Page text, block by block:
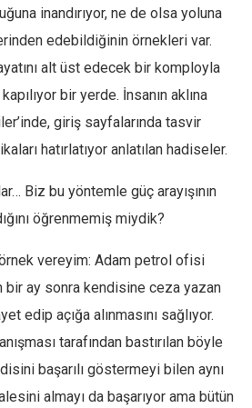
inandırıyor, ne de olsa yoluna
edebildiğinin örnekleri var.
alt üst edecek bir komployla
bir yerde. İnsanın aklına
giriş sayfalarında tasvir
hatırlatıyor anlatılan hadiseler.
Biz bu yöntemle güç arayışının
öğrenmemiş miydik?
vereyim: Adam petrol ofisi
bir ay sonra kendisine ceza yazan
edip açığa alınmasını sağlıyor.
tarafından bastırılan böyle
başarılı göstermeyi bilen aynı
almayı da başarıyor ama bütün